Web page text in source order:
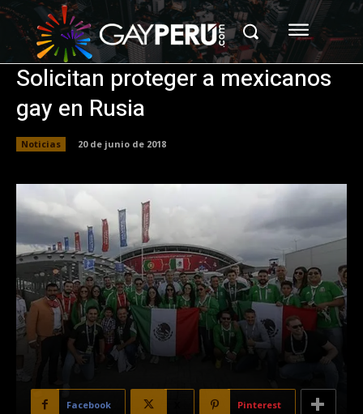
Solicitan proteger a mexicanos
gay en Rusia
Noticias 20 de junio de 2018
Facebook Pinterest